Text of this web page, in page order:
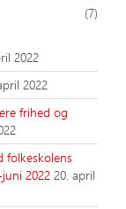
(7)
2022
2022
frihed og
folkeskolens
2022 20. april